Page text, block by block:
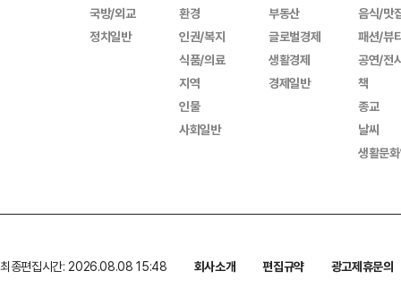
국방/외교
정치일반
환경
인권/복지
식품/의료
지역
인물
사회일반
부동산
글로벌경제
생활경제
경제일반
음식/맛
패션/뷰
공연/전
책
종교
날씨
생활문
최종편집시간: 2026.08.08 15:48 회사소개 편집규약
광고제휴문의